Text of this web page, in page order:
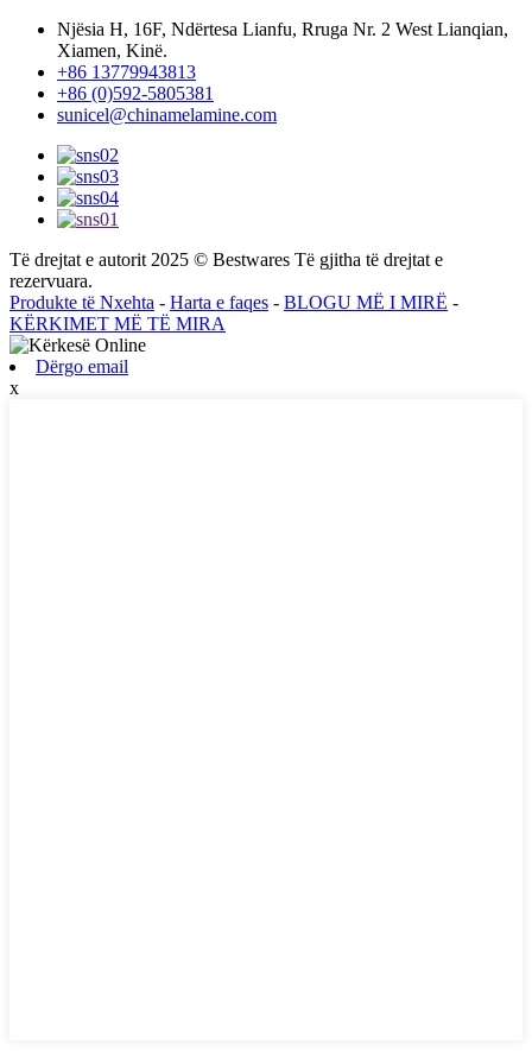
Njësia H, 16F, Ndërtesa Lianfu, Rruga Nr. 2 West Lianqian,
Xiamen, Kinë.
+86 13779943813
+86 (0)592-5805381
sunicel@chinamelamine.com
Të drejtat e autorit 2025 © Bestwares Të gjitha të drejtat e
rezervuara.
Produkte të Nxehta - Harta e faqes - BLOGU MË I MIRË -
KËRKIMET MË TË MIRA
Dërgo email
x